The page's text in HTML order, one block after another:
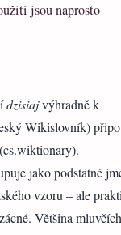
jsou naprosto
dzisiajvýhradně k
Wikislovník)
jako podstatné
vzoru – ale
Většina